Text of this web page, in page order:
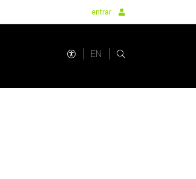
entrar
EN